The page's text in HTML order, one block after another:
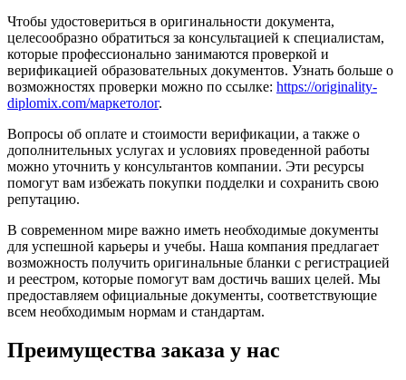
Чтобы удостовериться в оригинальности документа,
целесообразно обратиться за консультацией к специалистам,
которые профессионально занимаются проверкой и
верификацией образовательных документов. Узнать больше о
возможностях проверки можно по ссылке: https://originality-
diplomix.com/маркетолог.
Вопросы об оплате и стоимости верификации, а также о
дополнительных услугах и условиях проведенной работы
можно уточнить у консультантов компании. Эти ресурсы
помогут вам избежать покупки подделки и сохранить свою
репутацию.
В современном мире важно иметь необходимые документы
для успешной карьеры и учебы. Наша компания предлагает
возможность получить оригинальные бланки с регистрацией
и реестром, которые помогут вам достичь ваших целей. Мы
предоставляем официальные документы, соответствующие
всем необходимым нормам и стандартам.
Преимущества заказа у нас